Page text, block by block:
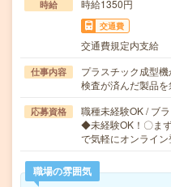
時給 時給1350円
交通費
交通費規定内支給
仕事内容
プラスチック成型機
検査が済んだ製品
応募資格
職種未経験OK / ブ
◆未経験OK！〇ま
で気軽にオンライ
職場の雰囲気